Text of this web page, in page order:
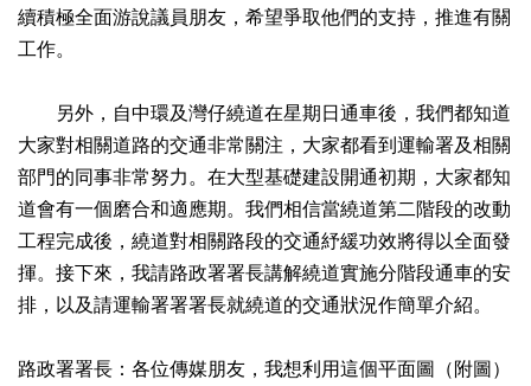
續積極全面游說議員朋友，希望爭取他們的支持，推進有關
工作。
另外，自中環及灣仔繞道在星期日通車後，我們都知道
大家對相關道路的交通非常關注，大家都看到運輸署及相關
部門的同事非常努力。在大型基礎建設開通初期，大家都知
道會有一個磨合和適應期。我們相信當繞道第二階段的改動
工程完成後，繞道對相關路段的交通紓緩功效將得以全面發
揮。接下來，我請路政署署長講解繞道實施分階段通車的安
排，以及請運輸署署署長就繞道的交通狀況作簡單介紹。
路政署署長：各位傳媒朋友，我想利用這個平面圖（附圖）